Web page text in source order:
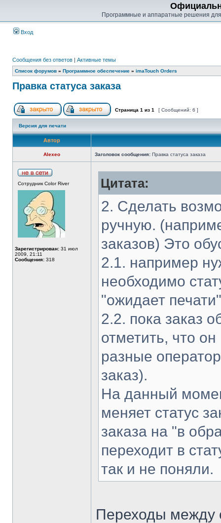
Программные и аппаратные решения
Вход
Сообщения без ответов | Активные темы
Список форумов » Программное обеспечение » imaTouch Orders
Правка статуса заказа
Страница 1 из 1 [ Сообщений: 6 ]
Версия для печати
Автор
Alexeo Заголовок сообщения: Правка статуса заказа
Сотрудник Color River
Зарегистрирован: 31 июл
2009, 21:11
Сообщения: 318
Цитата:
2. Сделать
ручную.
заказов) Это
2.1. например
необходимо
"ожидает печати"
2.2. пока заказ
отметить, что
разные
заказ).
На данный
меняет статус
заказа на "в
переходит в
так и не поняли.
Переходы между